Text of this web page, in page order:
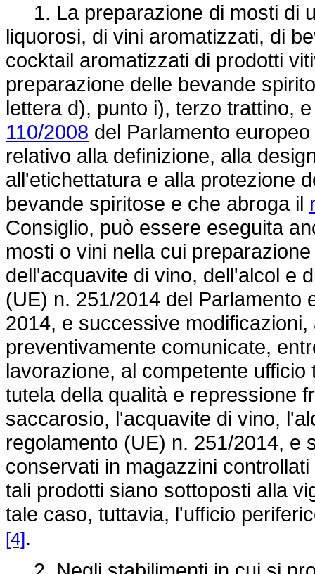
1. La preparazione di mosti di
liquorosi, di vini aromatizzati, di
cocktail aromatizzati di prodotti
preparazione delle bevande
lettera d), punto i), terzo trattino,
110/2008 del Parlamento
relativo alla definizione, alla
all'etichettatura e alla protezione
bevande spiritose e che abroga il
Consiglio, può essere eseguita
mosti o vini nella cui
dell'acquavite di vino, dell'alcol e
(UE) n. 251/2014 del Parlamento
2014, e successive
preventivamente comunicate,
lavorazione, al competente
tutela della qualità e repressione
saccarosio, l'acquavite di vino,
regolamento (UE) n. 251/2014, e
conservati in magazzini
tali prodotti siano sottoposti alla
tale caso, tuttavia, l'ufficio
[4].